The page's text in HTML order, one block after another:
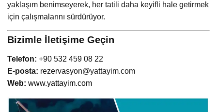
yaklaşım benimseyerek, her tatili daha keyifli hale getirmek
için çalışmalarını sürdürüyor.
Bizimle İletişime Geçin
Telefon: +90 532 459 08 22
E-posta: rezervasyon@yattayim.com
Web: www.yattayim.com